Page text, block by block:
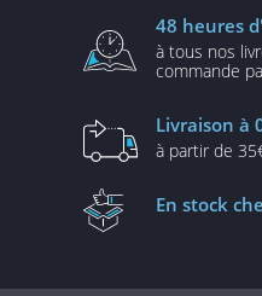
48 heures
à tous nos
commande
Livraison à
à partir de
En stock